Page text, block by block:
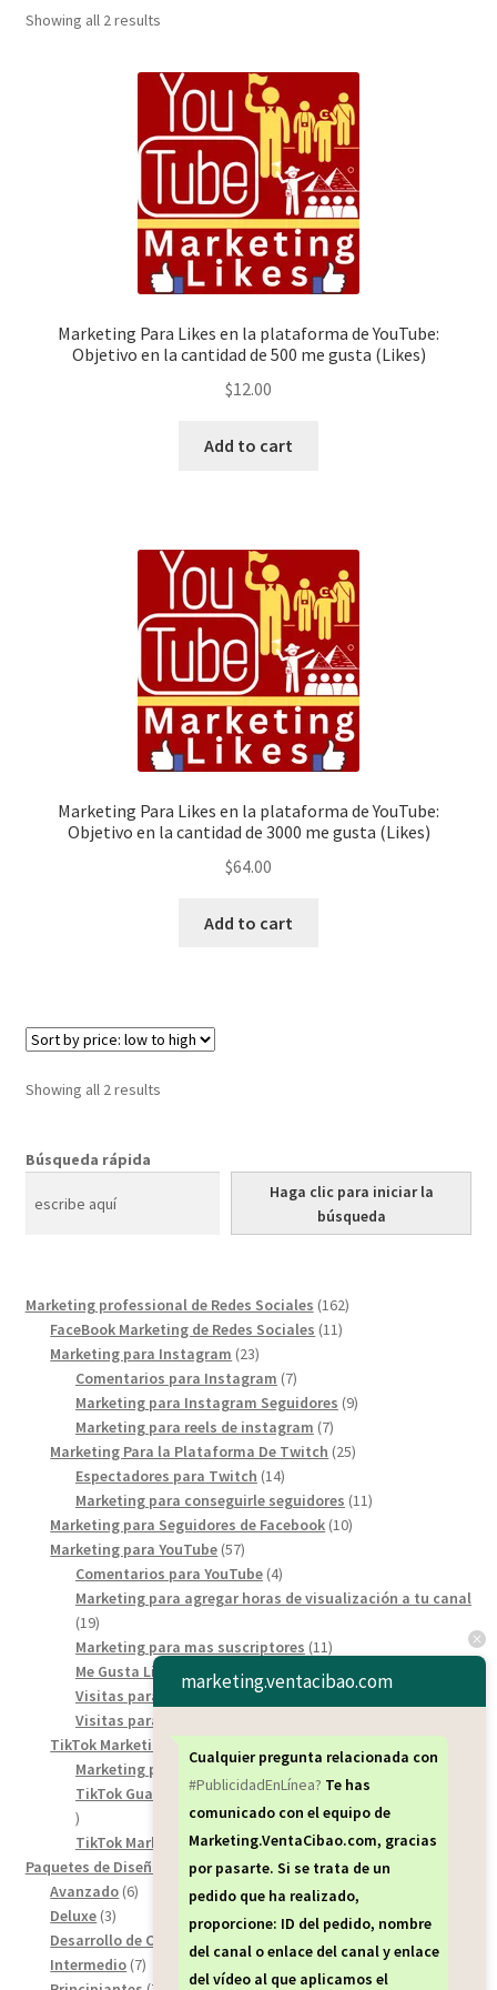
Envíanos tus Enlaces
Finalizar compra
JuanSabeloTodo
JuanSabeloTodo tu Anfitrión
Política de privacidad
Política de reembolsos y devoluciones
Preguntas Mas Frecuentes PMF — FAQs
Terminos Y Condiciones
Showing all 2 results
Marketing Para Likes en la plataforma de YouTube:
Objetivo en la cantidad de 500 me gusta (Likes)
$12.00
Add to cart
Marketing Para Likes en la plataforma de YouTube:
Objetivo en la cantidad de 3000 me gusta (Likes)
$64.00
Add to cart
Showing all 2 results
Búsqueda rápida
Haga clic para iniciar la
búsqueda
Marketing professional de Redes Sociales 162162
FaceBook Marketing de Redes Sociales 1111
Marketing para Instagram 2323
products
Comentarios para Instagram 77
products
Marketing para Instagram Seguidores 99
Marketing para reels de instagram 77
products
Marketing Para la Plataforma De Twitch 2525
Espectadores para Twitch 1414
products
Marketing para conseguirle seguidores 1111
Marketing para Seguidores de Facebook 1010
Marketing para YouTube 5757
products
Comentarios para YouTube 44
products
Marketing para agregar horas de visualización a tu canal
1919
products
Marketing para mas suscriptores 1111
products
Me Gusta Likes YouTube
products
Visitas para los video short de YouTube
8
Visitas para YouTube
TikTok Marketing Service
products
Marketing para comentarios de tiktok 66
products
TikTok Guardar / Descarga de seguidores para TikTok
12
products
TikTok Marketing para Spectadores de TikTok 2828
Paquetes de Diseños Web 1818
products
Avanzado 66
Deluxe 33
products
Desarrollo de Carrito de Compra
products
Intermedio 77
marketing.ventacibao.com
Cualquier pregunta relacionada con
#PublicidadEnLínea? Te has
comunicado con el equipo de
Marketing.VentaCibao.com, gracias
por pasarte. Si se trata de un
pedido que ha realizado,
proporcione: ID del pedido, nombre
del canal o enlace del canal y enlace
del vídeo al que aplicamos el